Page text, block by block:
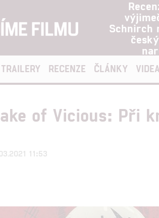
Schnirch
TRAILERY RECENZE ČLÁNKY VIDEA
of Vicious: Při
11:53